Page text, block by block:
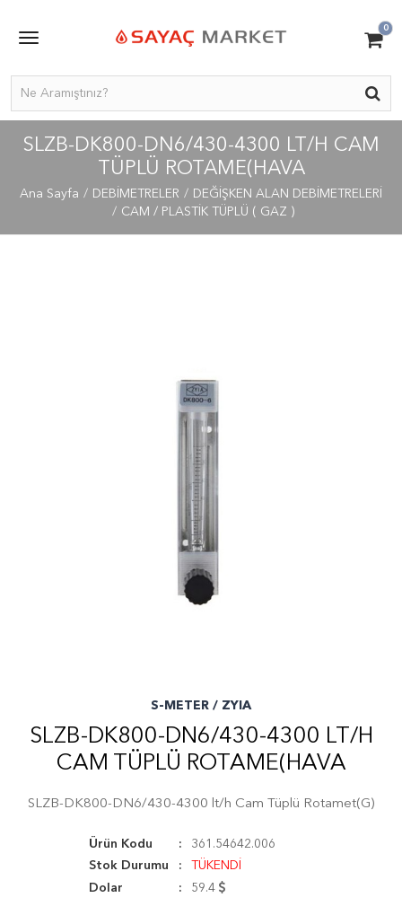
0
SLZB-DK800-DN6/430-4300 LT/H CAM
TÜPLÜ ROTAME(HAVA
Ana Sayfa DEBİMETRELER
DEĞİŞKEN ALAN DEBİMETRELERİ
CAM / PLASTİK TÜPLÜ ( GAZ )
S-METER / ZYIA
SLZB-DK800-DN6/430-4300 LT/H
CAM TÜPLÜ ROTAME(HAVA
SLZB-DK800-DN6/430-4300 lt/h Cam Tüplü Rotamet(G)
Ürün Kodu
361.54642.006
Stok Durumu
TÜKENDİ
Dolar
59.4